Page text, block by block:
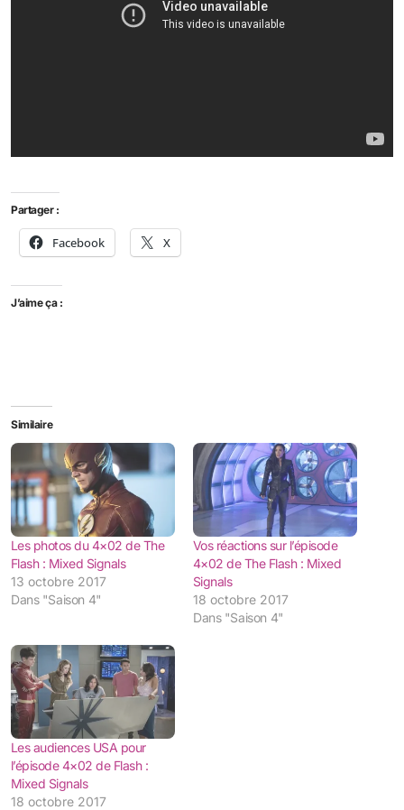
Partager :
Facebook X
J’aime ça :
Similaire
Les photos du 4×02 de The
Flash : Mixed Signals
13 octobre 2017
Dans "Saison 4"
Vos réactions sur l’épisode
4×02 de The Flash : Mixed
Signals
18 octobre 2017
Dans "Saison 4"
Les audiences USA pour
l’épisode 4×02 de Flash :
Mixed Signals
18 octobre 2017